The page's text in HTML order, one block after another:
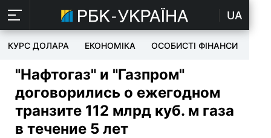
UA
КУРС ДОЛАРА ЕКОНОМІКА ОСОБИСТІ ФІНАНСИ
"Нафтогаз" и "Газпром"
договорились о ежегодном
транзите 112 млрд куб. м газа
в течение 5 лет